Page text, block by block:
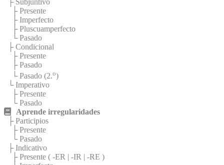
├ Presente
├ Imperfecto
├ Pluscuamperfecto
└ Pasado
├ Condicional
├ Presente
├ Pasado
└ Pasado (2.o)
└ Imperativo
├ Presente
└ Pasado
Aprende irregularidades
├ Participios
├ Presente
└ Pasado
├ Indicativo
├ Presente ( -ER | -IR | -RE )